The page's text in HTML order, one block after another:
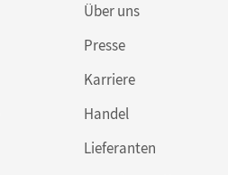
Über uns
Presse
Karriere
Handel
Lieferanten